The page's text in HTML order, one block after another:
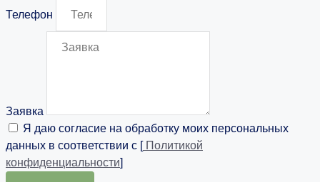
Телефон
Заявка
Я даю согласие на обработку моих персональных
данных в соответствии с [Политикой
конфиденциальности]